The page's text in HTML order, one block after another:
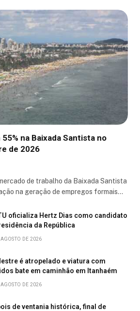
na Baixada Santista no
de 2026
de trabalho da Baixada Santista
na geração de empregos formais…
oficializa Hertz Dias como candidato
da República
DE 2026
é atropelado e viatura com
bate em caminhão em Itanhaém
DE 2026
de ventania histórica, final de